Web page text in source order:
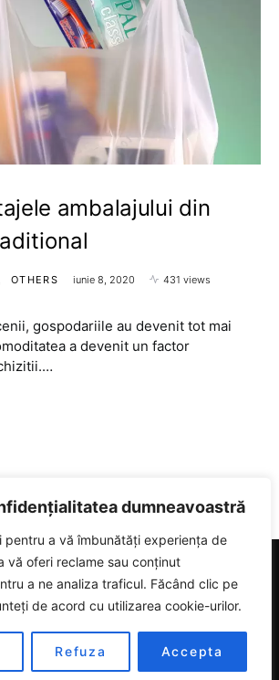
dumneavoastră
pentru a vă îmbunătăți experiența de
vă oferi reclame sau conținut
a ne analiza traficul. Făcând clic pe
de acord cu utilizarea cookie-urilor.
Refuza Accepta
ambalajului din
OTHERS iunie 8, 2020
431 views
gospodariile au devenit tot mai
a devenit un factor
RICARTER